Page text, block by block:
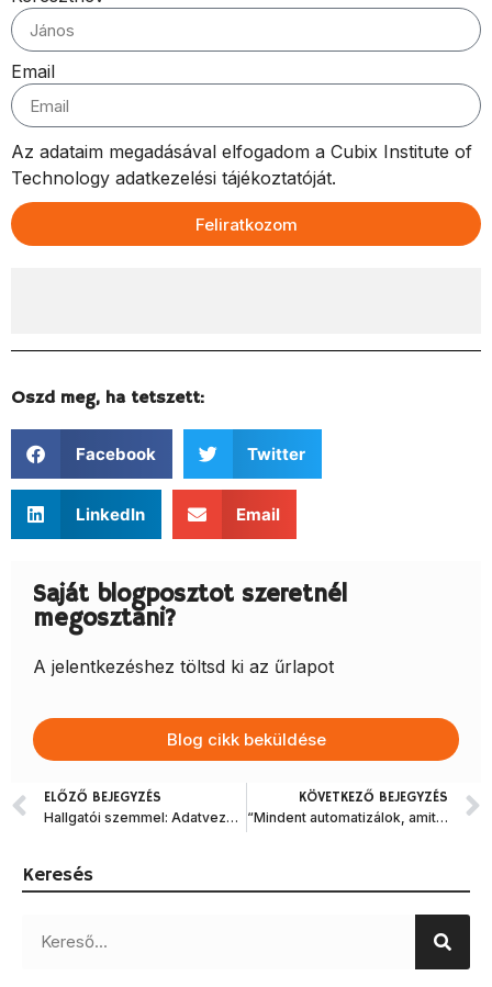
Email
Az adataim megadásával elfogadom a Cubix Institute of
Technology adatkezelési tájékoztatóját.
Feliratkozom
Oszd meg, ha tetszett:
Facebook Twitter
LinkedIn Email
Saját blogposztot szeretnél
megosztani?
A jelentkezéshez töltsd ki az űrlapot
Blog cikk beküldése
ELŐZŐ BEJEGYZÉS
Hallgatói szemmel: Adatvezérelt gondolkodás és automatizáció a pénzügyi szektorban
KÖVETKEZŐ BEJEGYZÉS
“Mindent automatizálok, amit lehet” – hogyan épített saját könyvelő AI-t egy pénzügyi vezető?
Keresés